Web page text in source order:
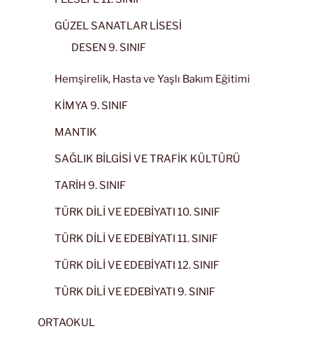
GÜZEL SANATLAR LİSESİ
DESEN 9. SINIF
Hemşirelik, Hasta ve Yaşlı Bakım Eğitimi
KİMYA 9. SINIF
MANTIK
SAĞLIK BİLGİSİ VE TRAFİK KÜLTÜRÜ
TARİH 9. SINIF
TÜRK DİLİ VE EDEBİYATI 10. SINIF
TÜRK DİLİ VE EDEBİYATI 11. SINIF
TÜRK DİLİ VE EDEBİYATI 12. SINIF
TÜRK DİLİ VE EDEBİYATI 9. SINIF
ORTAOKUL